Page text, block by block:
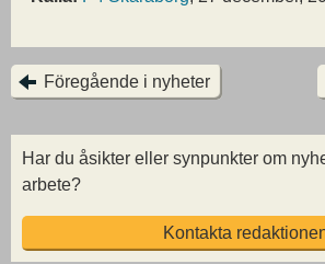
Föregående i nyheter
Har du åsikter eller synpunkter om
arbete?
Kontakta